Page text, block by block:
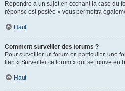
Répondre à un sujet en cochant la case du
réponse est postée » vous permettra
Haut
Comment surveiller des forums ?
Pour surveiller un forum en particulier, une
lien « Surveiller ce forum » qui se trouve en
Haut